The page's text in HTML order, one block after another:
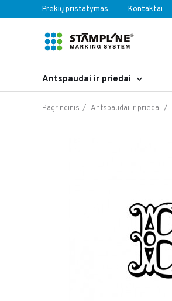
Prekių pristatymas Kontaktai
Antspaudai ir priedai
Pagrindinis Antspaudai ir priedai